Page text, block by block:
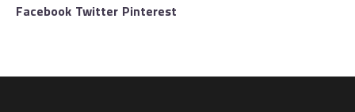
Facebook Twitter Pinterest